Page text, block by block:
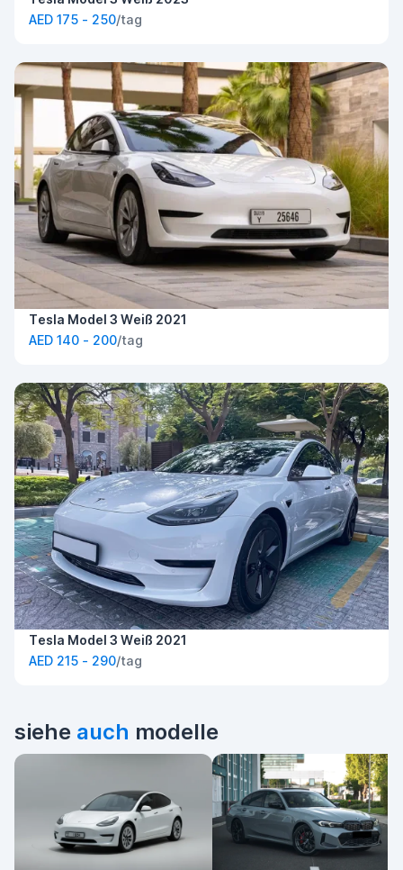
AED 175 - 250/tag
Tesla Model 3 Weiß 2021
AED 140 - 200/tag
Tesla Model 3 Weiß 2021
AED 215 - 290/tag
siehe auch modelle